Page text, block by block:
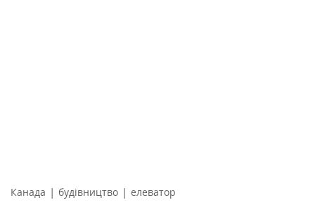
Канада | будівництво | елеватор